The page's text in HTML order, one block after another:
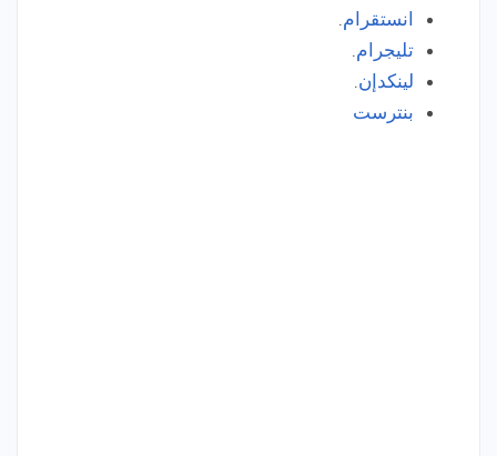
انستقرام.
تليجرام.
لينكدإن.
بنترست